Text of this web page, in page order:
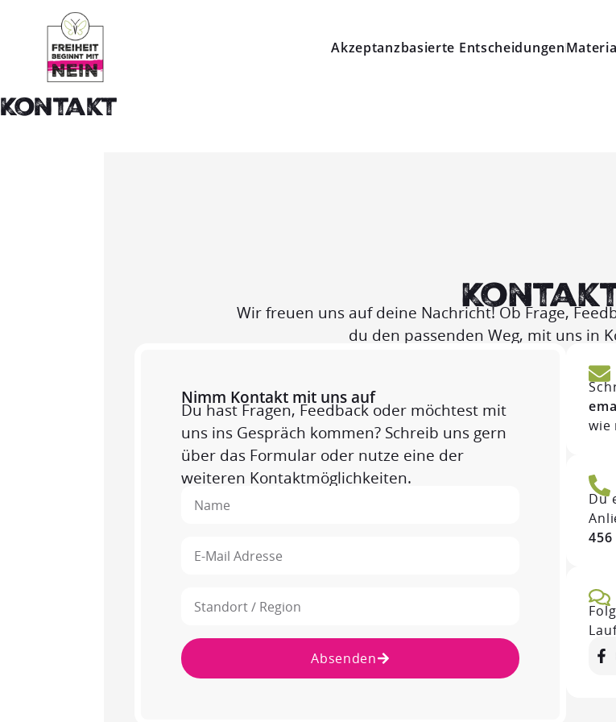
Akzeptanzbasierte Entscheidungen
Kontakt
Wir freuen uns auf deine Nachricht! Ob Frage,
du den passenden Weg, mit uns in
Nimm Kontakt mit uns auf
Du hast Fragen, Feedback oder möchtest mit
uns ins Gespräch kommen? Schreib uns gern
über das Formular oder nutze eine der
weiteren Kontaktmöglichkeiten.
Absenden
wie
Du
456